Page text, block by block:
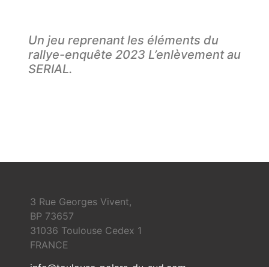
Un jeu reprenant les éléments du
rallye-enquête 2023 L’enlèvement au
SERIAL.
3 Rue Georges Vivent,
BP 73657
31036 Toulouse Cedex 1
FRANCE